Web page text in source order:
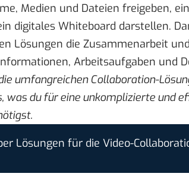
Medien und Dateien freigeben,
digitales Whiteboard darstellen.
Lösungen die Zusammenarbeit
Arbeitsaufgaben und
umfangreichen Collaboration-
was du für eine unkomplizierte und
Lösungen für die Video-